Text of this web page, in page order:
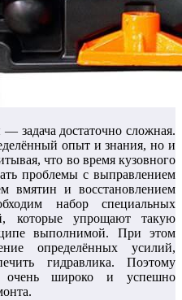
— задача достаточно сложная.
опыт и знания, но и
что во время кузовного
проблемы с выправлением
вмятин и восстановлением
набор специальных
которые упрощают такую
выполнимой. При этом
определённых усилий,
гидравлика. Поэтому
очень широко и успешно